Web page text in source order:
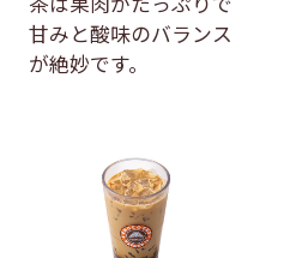
甘みと酸味のバランス
が絶妙です。